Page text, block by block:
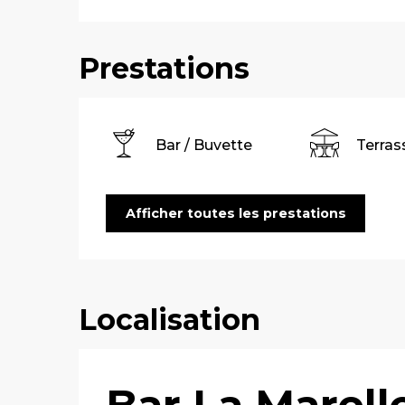
Prestations
Bar / Buvette
Afficher toutes les prestations
Localisation